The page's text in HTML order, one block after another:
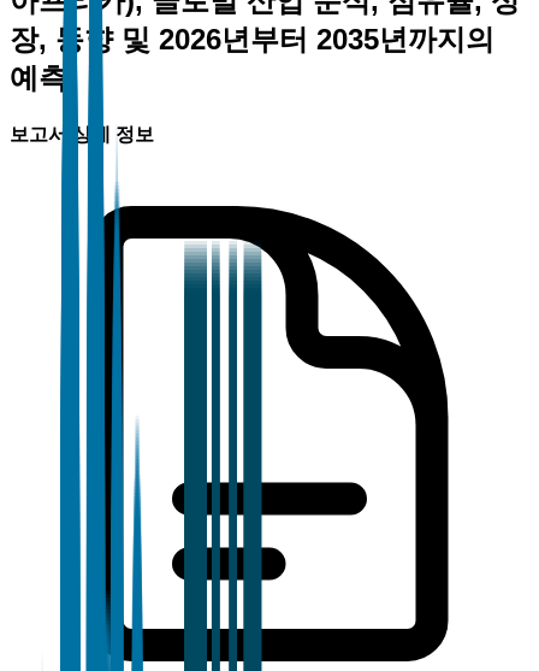
장, 동향 및 2026년부터 2035년까지의
예측
보고서 상세 정보